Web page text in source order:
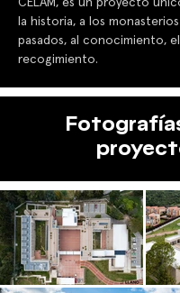
CELAM, es un proyecto
la historia, a los
pasados, al conocimiento,
recogimiento.